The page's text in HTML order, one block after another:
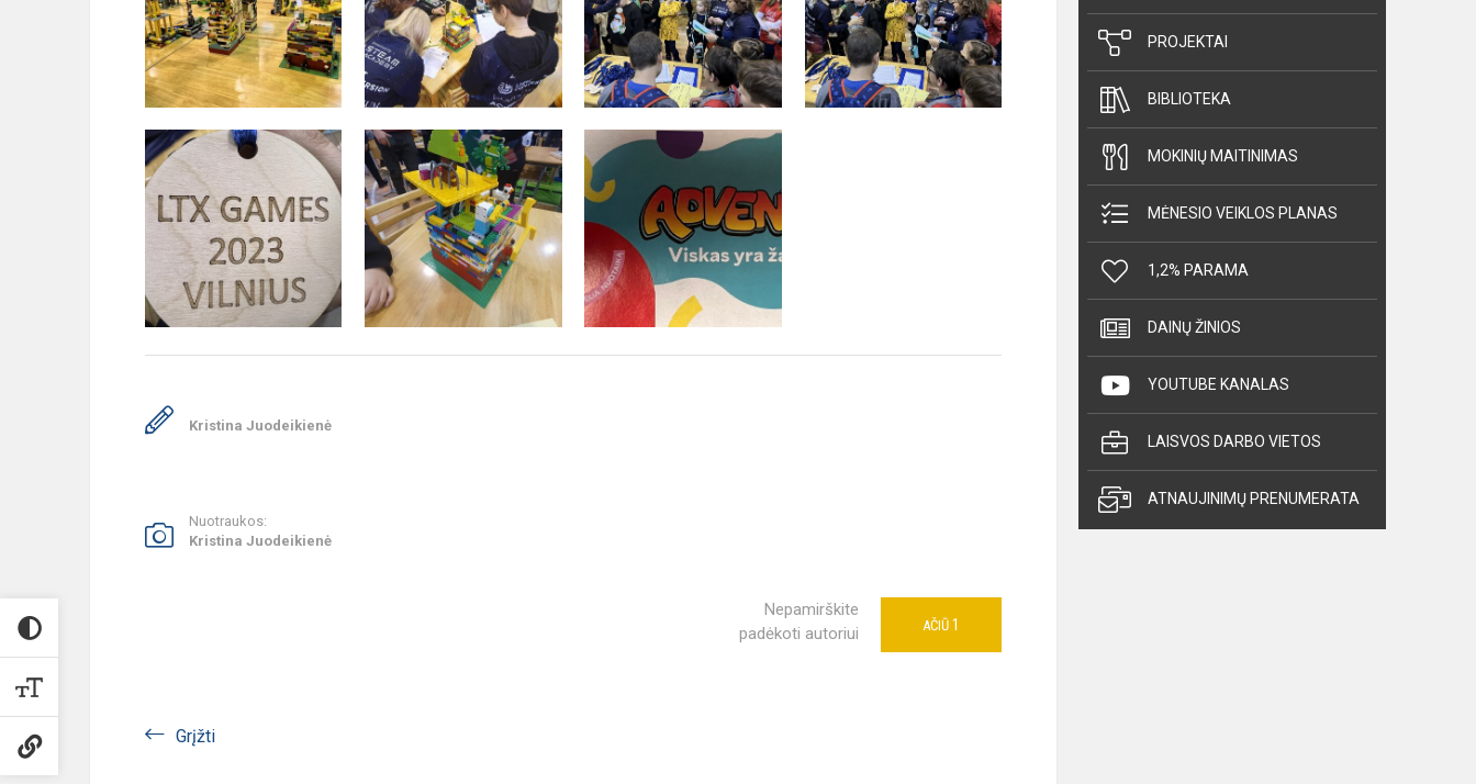
Kristina Juodeikienė
Nuotraukos:
Kristina Juodeikienė
Nepamirškite
padėkoti autoriui
AČIŪ 1
Grįžti
PROJEKTAI
BIBLIOTEKA
MOKINIŲ MAITINIMAS
MĖNESIO VEIKLOS PLANAS
1,2% PARAMA
DAINŲ ŽINIOS
YOUTUBE KANALAS
LAISVOS DARBO VIETOS
ATNAUJINIMŲ PRENUMERATA